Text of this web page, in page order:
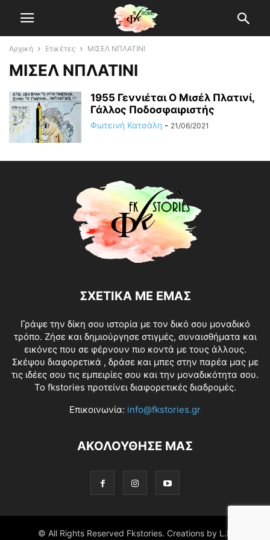
Αρχική Ετικέτες ΜΙΣΕΛ ΝΠΛΑΤΙΝΙ
ΜΙΣΕΛ ΝΠΛΑΤΙΝΙ
1955 Γεννιέται O Μισέλ Πλατινί,
Γάλλος Ποδοσφαιριστής
Φωτεινή Κατσάλη - 21/06/2021
ΣΧΕΤΙΚΑ ΜΕ ΕΜΑΣ
Γράψε την δίκη σου ιστορία με τον δικό σου μοναδικό
τρόπο. Ζήσε και δημιούργησε στιγμές, συναισθήματα και
εικόνες που σε φέρνουν πιο κοντά με τους άλλους.
Σκέψου διαφορετικά , δράσε και μπες στην παρέα μας με
τις ιδέες σου τις εμπειρίες σου και την μοναδικότητα σου.
Το fkstories προτείνει διαφορετικές διαδρομές.
Επικοινωνία: info@fkstories.gr
ΑΚΟΛΟΥΘΗΣΕ ΜΑΣ
© All Rights Reserved Fkstories. Creations by L.K